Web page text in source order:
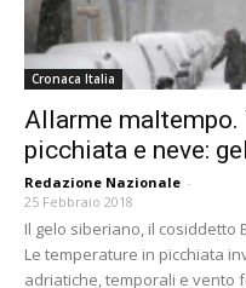
Cronaca Italia
Allarme maltempo.
picchiata e neve:
Redazione Nazionale -
25 Febbraio 2018
Il gelo siberiano, il cosiddetto
Le temperature in picchiata
adriatiche, temporali e vento